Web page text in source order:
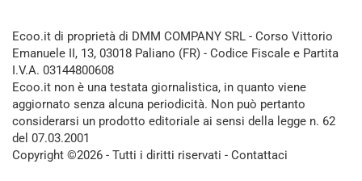
Ecoo.it di proprietà di DMM COMPANY SRL - Corso Vittorio
Emanuele II, 13, 03018 Paliano (FR) - Codice Fiscale e Partita
I.V.A. 03144800608
Ecoo.it non è una testata giornalistica, in quanto viene
aggiornato senza alcuna periodicità. Non può pertanto
considerarsi un prodotto editoriale ai sensi della legge n. 62
del 07.03.2001
Copyright ©2026 - Tutti i diritti riservati - Contattaci